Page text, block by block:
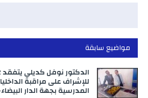
مواضيع سابقة
للإشراف على مراقبة
المدرسية بجهة الدار